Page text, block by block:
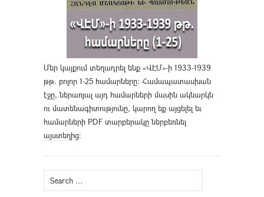
Մեր կայքում տեղադրել ենք «ՎԷՄ»-ի 1933-1939
թթ. բոլոր 1-25 համարները։ Համապատասխան
էջը, ներառյալ այդ համարների մասին ակնարկն
ու մատենագիտությունը, կարող եք այցելել եւ
համարների PDF տարբերակը ներբեռնել
այստեղից։
Search
for: